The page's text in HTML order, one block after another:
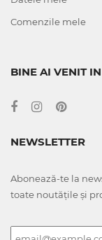
Comenzile mele
BINE AI VENIT
NEWSLETTER
Abonează-te la
toate noutățile și